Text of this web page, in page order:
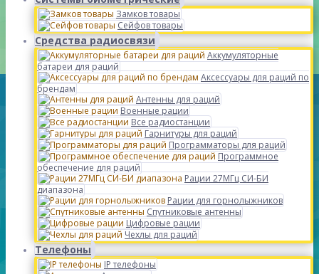
Замков товары
Сейфов товары
Средства радиосвязи
Аккумуляторные
батареи для раций
Аксессуары для раций по
брендам
Антенны для раций
Военные рации
Все радиостанции
Гарнитуры для раций
Программаторы для раций
Программное
обеспечение для раций
Рации 27МГц СИ-БИ
диапазона
Рации для горнолыжников
Спутниковые антенны
Цифровые рации
Чехлы для раций
Телефоны
IP телефоны